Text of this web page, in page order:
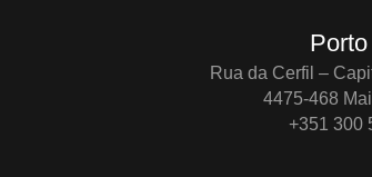
Rua da Cerfil –
4475-468
+351 300